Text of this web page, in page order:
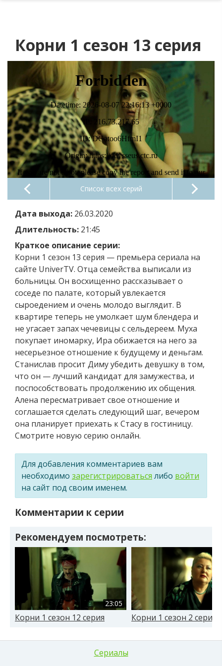
Корни 1 сезон 13 серия
Список всех серий
Дата выхода: 26.03.2020
Длительность: 21:45
Краткое описание серии:
Корни 1 сезон 13 серия — премьера сериала на
сайте UniverTV. Отца семейства выписали из
больницы. Он восхищенно рассказывает о
соседе по палате, который увлекается
сыроедением и очень молодо выглядит. В
квартире теперь не умолкает шум блендера и
не угасает запах чечевицы с сельдереем. Муха
покупает иномарку, Ира обижается на него за
несерьезное отношение к будущему и деньгам.
Станислав просит Диму убедить девушку в том,
что он — лучший кандидат для замужества, и
поспособствовать продолжению их общения.
Алена пересматривает свое отношение и
соглашается сделать следующий шаг, вечером
она планирует приехать к Стасу в гостиницу.
Смотрите новую серию онлайн.
Для добавления комментариев вам
необходимо зарегистрироваться либо войти
на сайт под своим именем.
Комментарии к серии
Рекомендуем посмотреть:
23:05
Корни 1 сезон 12 серия Корни 1 сезон 2 серия
Сериалы